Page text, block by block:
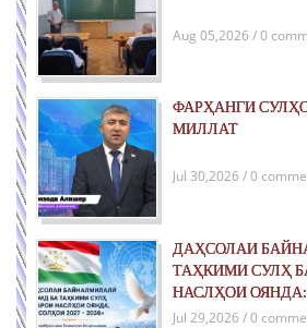
Aug 05,2026 / 0
ФАРҲАНГИ
МИЛЛАТ
Jul 30,2026 / 0
ДАҲСОЛАИ
ТАҲКИМИ СУЛҲ
НАСЛҲОИ
ҶАҲОНИИ
Jul 29,2026 / 0